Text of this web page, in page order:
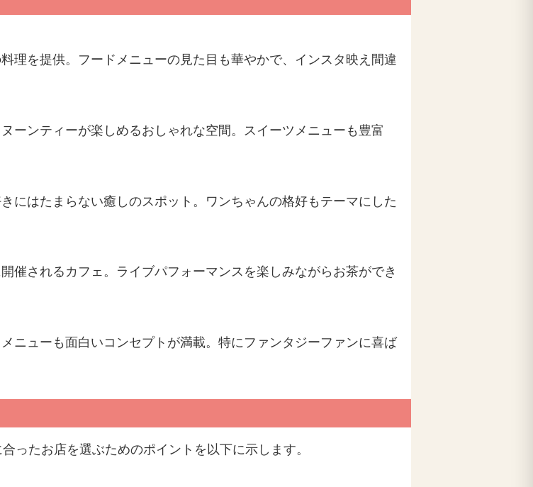
理を提供。フードメニューの見た目も華やかで、インスタ映え間違
ーンティーが楽しめるおしゃれな空間。スイーツメニューも豊富
にはたまらない癒しのスポット。ワンちゃんの格好もテーマにした
催されるカフェ。ライブパフォーマンスを楽しみながらお茶ができ
ニューも面白いコンセプトが満載。特にファンタジーファンに喜ば
ったお店を選ぶためのポイントを以下に示します。